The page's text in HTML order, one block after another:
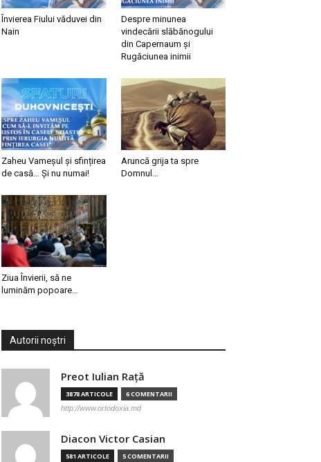
Învierea Fiului văduvei din
Nain
Despre minunea
vindecării slăbănogului
din Capernaum și
Rugăciunea inimii
Zaheu Vameșul și sfințirea
de casă… Și nu numai!
Aruncă grija ta spre
Domnul…
Ziua Învierii, să ne
luminăm popoare…
Autorii noștri
Preot Iulian Raţă
3878 ARTICOLE 6 COMENTARII
http://www.ortodoxia.md
Diacon Victor Casian
581 ARTICOLE 5 COMENTARII